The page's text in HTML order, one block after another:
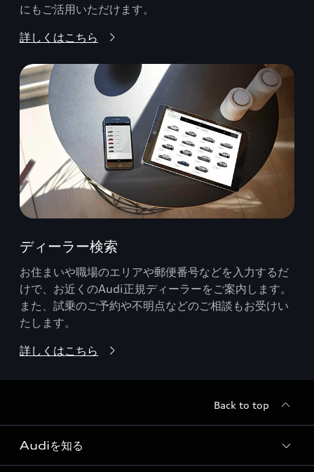
にもご活用いただけます。
詳しくはこちら
ディーラー検索
お住まいや職場のエリアや郵便番号などを入力するだ
けで、お近くのAudi正規ディーラーをご案内します。
また、試乗のご予約や不明点などのご相談もお受けい
たします。
詳しくはこちら
Back to top
Audiを知る